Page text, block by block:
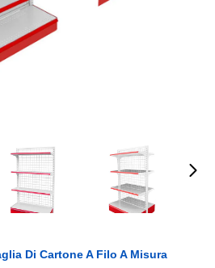
Di Cartone A Filo A Misura